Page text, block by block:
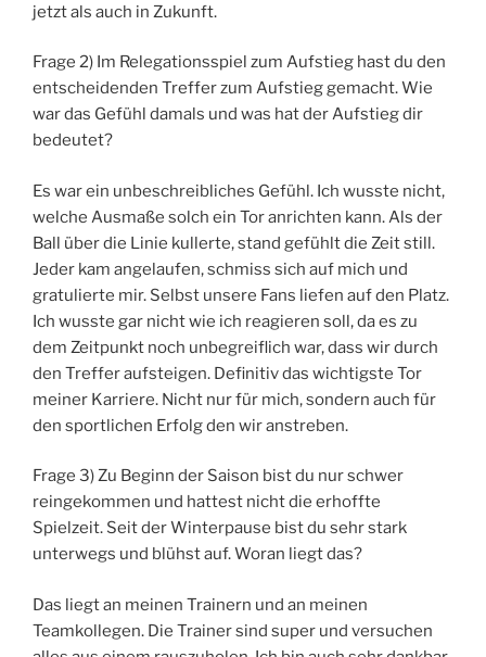
jetzt als auch in Zukunft.
Frage 2) Im Relegationsspiel zum Aufstieg hast du den
entscheidenden Treffer zum Aufstieg gemacht. Wie
war das Gefühl damals und was hat der Aufstieg dir
bedeutet?
Es war ein unbeschreibliches Gefühl. Ich wusste nicht,
welche Ausmaße solch ein Tor anrichten kann. Als der
Ball über die Linie kullerte, stand gefühlt die Zeit still.
Jeder kam angelaufen, schmiss sich auf mich und
gratulierte mir. Selbst unsere Fans liefen auf den Platz.
Ich wusste gar nicht wie ich reagieren soll, da es zu
dem Zeitpunkt noch unbegreiflich war, dass wir durch
den Treffer aufsteigen. Definitiv das wichtigste Tor
meiner Karriere. Nicht nur für mich, sondern auch für
den sportlichen Erfolg den wir anstreben.
Frage 3) Zu Beginn der Saison bist du nur schwer
reingekommen und hattest nicht die erhoffte
Spielzeit. Seit der Winterpause bist du sehr stark
unterwegs und blühst auf. Woran liegt das?
Das liegt an meinen Trainern und an meinen
Teamkollegen. Die Trainer sind super und versuchen